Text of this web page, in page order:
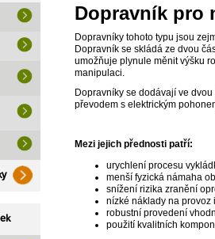
Dopravník pro
Dopravníky tohoto typu jsou
Dopravník se skládá ze dvou
umožňuje plynule měnit výšku
manipulaci.
Dopravníky se dodávají ve
převodem s elektrickým
Mezi jejich přednosti patří:
urychlení procesu
menší fyzická námaha
snížení rizika zranění
nízké náklady na provoz
robustní provedení
použití kvalitních